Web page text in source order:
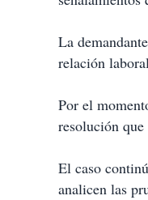
La
relación
Por el
resolución
El caso
analicen las